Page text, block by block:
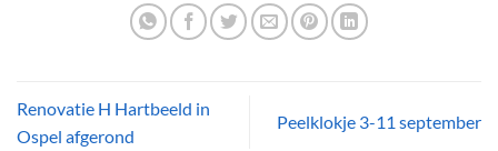
Renovatie H Hartbeeld in
Ospel afgerond
Peelklokje 3-11 september